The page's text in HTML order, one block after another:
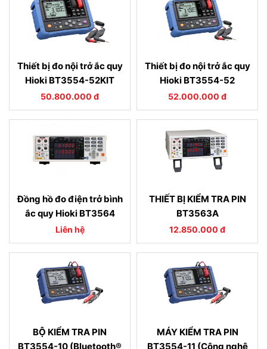
Thiết bị đo nội trở ắc quy
Hioki BT3554-52KIT
50.800.000 đ
Thiết bị đo nội trở ắc quy
Hioki BT3554-52
52.000.000 đ
Đồng hồ đo điện trở bình
ắc quy Hioki BT3564
Liên hệ
THIẾT BỊ KIỂM TRA PIN
BT3563A
12.850.000 đ
BỘ KIỂM TRA PIN
BT3554-10 (Bluetooth®
MÁY KIỂM TRA PIN
BT3554-11 (Công nghệ